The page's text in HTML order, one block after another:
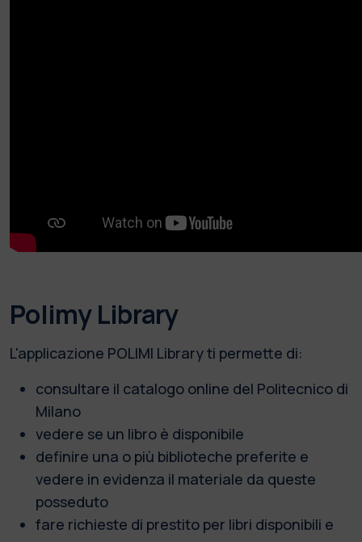
Polimy Library
L'applicazione POLIMI Library ti permette di:
consultare il catalogo online del Politecnico di
Milano
vedere se un libro è disponibile
definire una o più biblioteche preferite e
vedere in evidenza il materiale da queste
posseduto
fare richieste di prestito per libri disponibili e